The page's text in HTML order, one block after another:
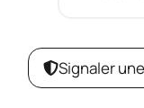
Signaler